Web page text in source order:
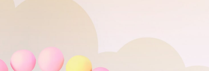
a infância e adolescência.
AGENDAR CONSULTA